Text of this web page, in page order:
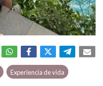
Experiencia de vida